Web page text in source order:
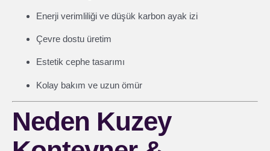
Enerji verimliliği ve düşük karbon ayak izi
Çevre dostu üretim
Estetik cephe tasarımı
Kolay bakım ve uzun ömür
Neden Kuzey